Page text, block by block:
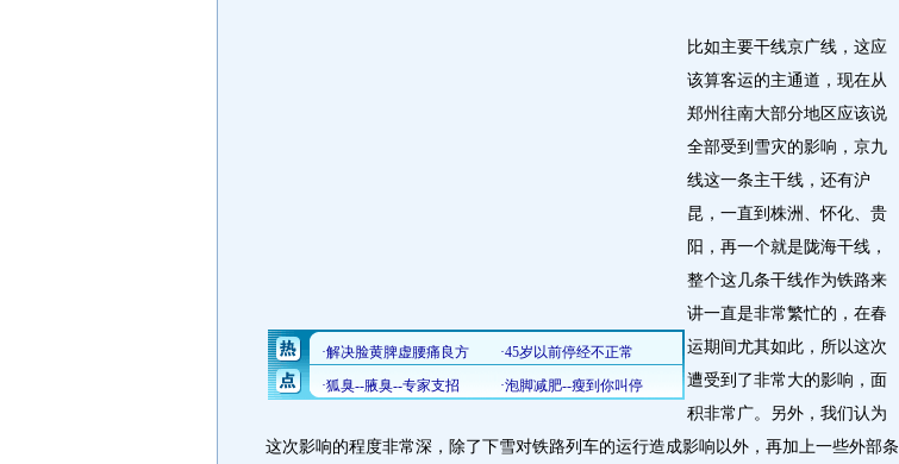
比如主要干线京广线，这应
该算客运的主通道，现在从
郑州往南大部分地区应该说
全部受到雪灾的影响，京九
线这一条主干线，还有沪
昆，一直到株洲、怀化、贵
阳，再一个就是陇海干线，
整个这几条干线作为铁路来
讲一直是非常繁忙的，在春
运期间尤其如此，所以这次
遭受到了非常大的影响，面
积非常广。另外，我们认为
这次影响的程度非常深，除了下雪对铁路列车的运行造成影响以外，再加上一些外部条